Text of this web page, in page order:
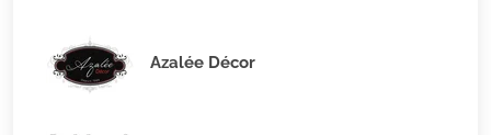
Azalée Décor